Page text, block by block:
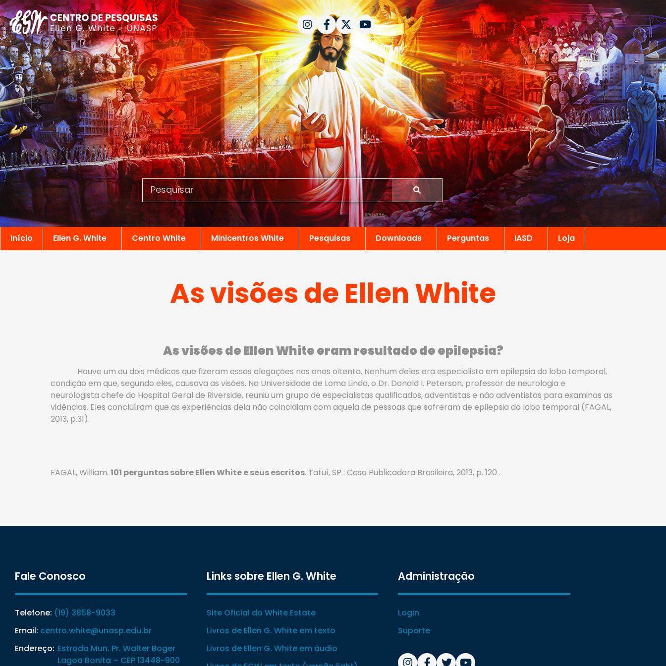
Início Ellen G. White Centro White Minicentros White Pesquisas Downloads Perguntas IASD Loja
As visões de Ellen White
As visões de Ellen White eram resultado de epilepsia?
Houve um ou dois médicos que fizeram essas alegações nos anos oitenta. Nenhum deles era especialista em epilepsia do lobo temporal,
condição em que, segundo eles, causava as visões. Na Universidade de Loma Linda, o Dr. Donald I. Peterson, professor de neurologia e
neurologista chefe do Hospital Geral de Riverside, reuniu um grupo de especialistas qualificados, adventistas e não adventistas para examinas as
vidências. Eles concluíram que as experiências dela não coincidiam com aquela de pessoas que sofreram de epilepsia do lobo temporal (FAGAL,
2013, p.31).
FAGAL, William. 101 perguntas sobre Ellen White e seus escritos. Tatuí, SP : Casa Publicadora Brasileira, 2013, p. 120 .
Fale Conosco
Telefone: (19) 3858-9033
Email: centro.white@unasp.edu.br
Endereço: Estrada Mun. Pr. Walter Boger
Lagoa Bonita – CEP 13448-900
Links sobre Ellen G. White
Site Oficial do White Estate
Livros de Ellen G. White em texto
Livros de Ellen G. White em áudio
Administração
Login
Suporte